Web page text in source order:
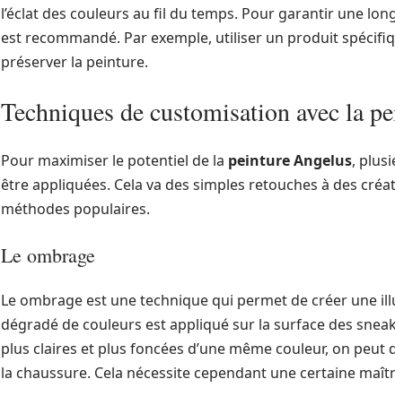
l’éclat des couleurs au fil du temps. Pour garantir une
est recommandé. Par exemple, utiliser un produit
préserver la peinture.
Techniques de customisation avec la
Pour maximiser le potentiel de la peinture Angelus,
être appliquées. Cela va des simples retouches à des
méthodes populaires.
Le ombrage
Le ombrage est une technique qui permet de créer une
dégradé de couleurs est appliqué sur la surface des
plus claires et plus foncées d’une même couleur, on
la chaussure. Cela nécessite cependant une certaine